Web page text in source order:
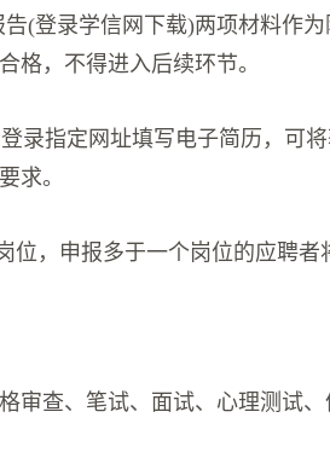
(登录学信网下载)两项材料作
格，不得进入后续环节。
录指定网址填写电子简历，可
求。
位，申报多于一个岗位的应聘者
审查、笔试、面试、心理测试、